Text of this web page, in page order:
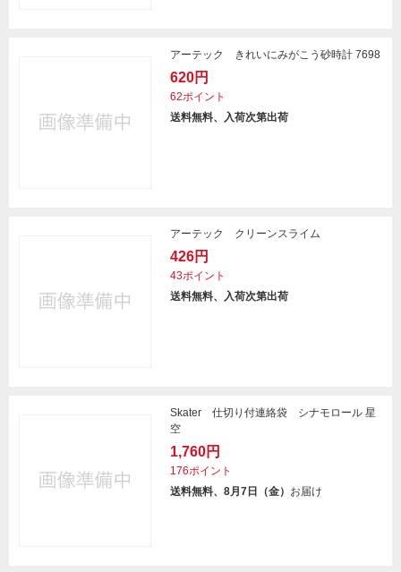
アーテック きれいにみがこう砂時計 7698
620円
62ポイント
送料無料、入荷次第出荷
アーテック クリーンスライム
426円
43ポイント
送料無料、入荷次第出荷
Skater 仕切り付連絡袋 シナモロール 星
空
1,760円
176ポイント
送料無料、8月7日（金） お届け